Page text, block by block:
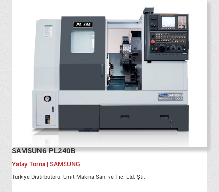
SAMSUNG PL240B
Yatay Torna | SAMSUNG
Türkiye Distribütörü: Ümit Makina San. ve Tic. Ltd. Şti.